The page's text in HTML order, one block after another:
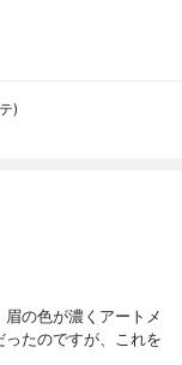
)
の色が濃くアートメ
たのですが、これを